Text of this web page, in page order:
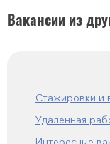
Вакансии из
Стажировки и
Удаленная